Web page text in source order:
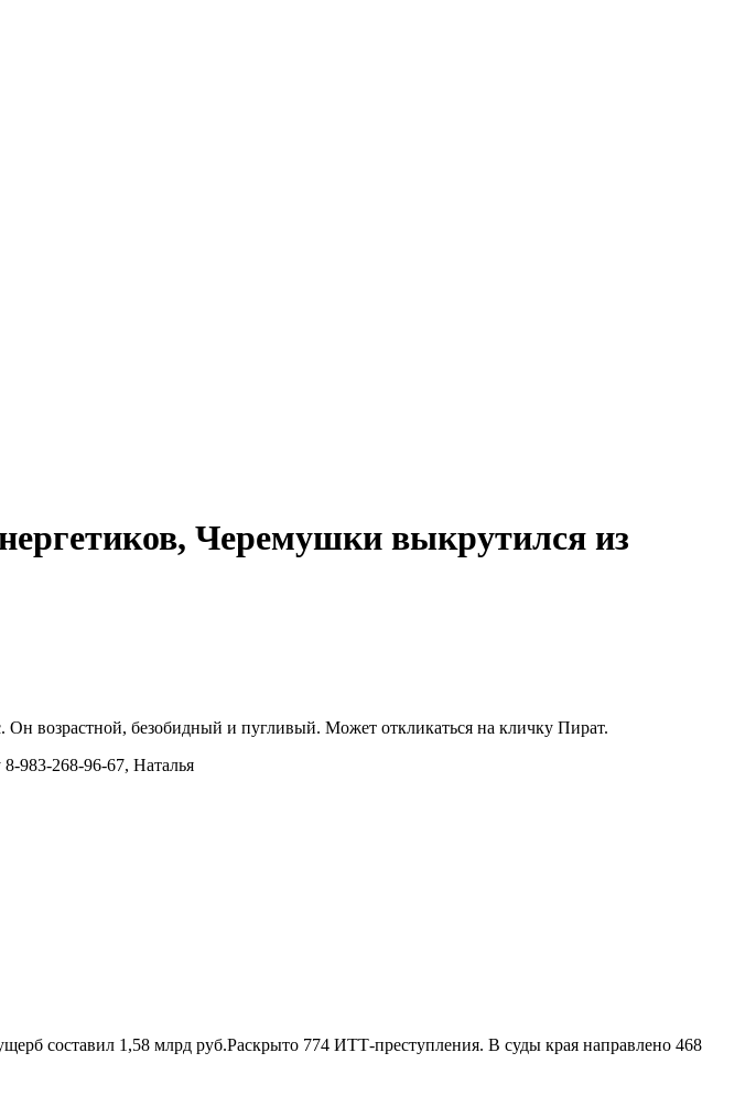
Черемушки выкрутился из
возрастной, безобидный и пугливый. Может откликаться на кличку Пират.
983-268-96-67, Наталья
составил 1,58 млрд руб.Раскрыто 774 ИТТ-преступления. В суды края направлено 468